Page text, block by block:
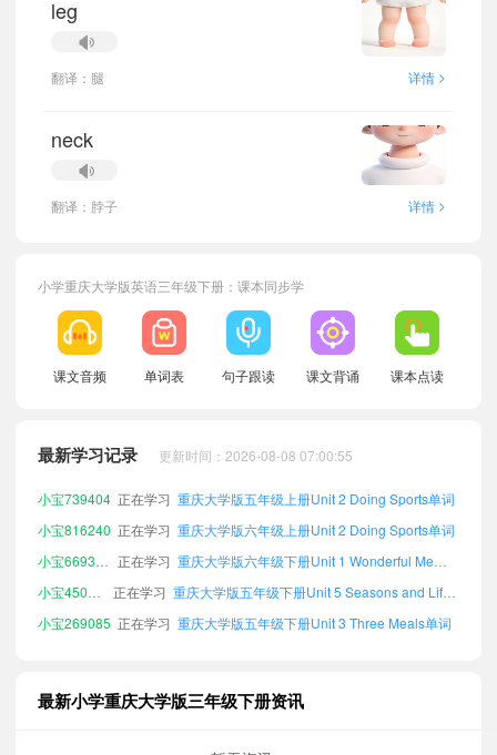
leg
翻译：腿 详情 >
neck
翻译：脖子 详情 >
小学重庆大学版英语三年级下册：课本同步学
课文音频 单词表 句子跟读 课文背诵 课本点读
最新学习记录 更新时间：2026-08-08 07:00:55
小宝511681 正在学习 重庆大学版四年级下册Unit 3 Three Meals单词
小宝739404 正在学习 重庆大学版五年级上册Unit 2 Doing Sports单词
小宝816240 正在学习 重庆大学版六年级上册Unit 2 Doing Sports单词
小宝669318 正在学习
重庆大学版六年级下册Unit 1 Wonderful Me单词
小宝450590
正在学习
重庆大学版五年级下册Unit 5 Seasons and Life单词
小宝269085 正在学习 重庆大学版五年级下册Unit 3 Three Meals单词
小宝489945
正在学习
最新小学重庆大学版三年级下册资讯